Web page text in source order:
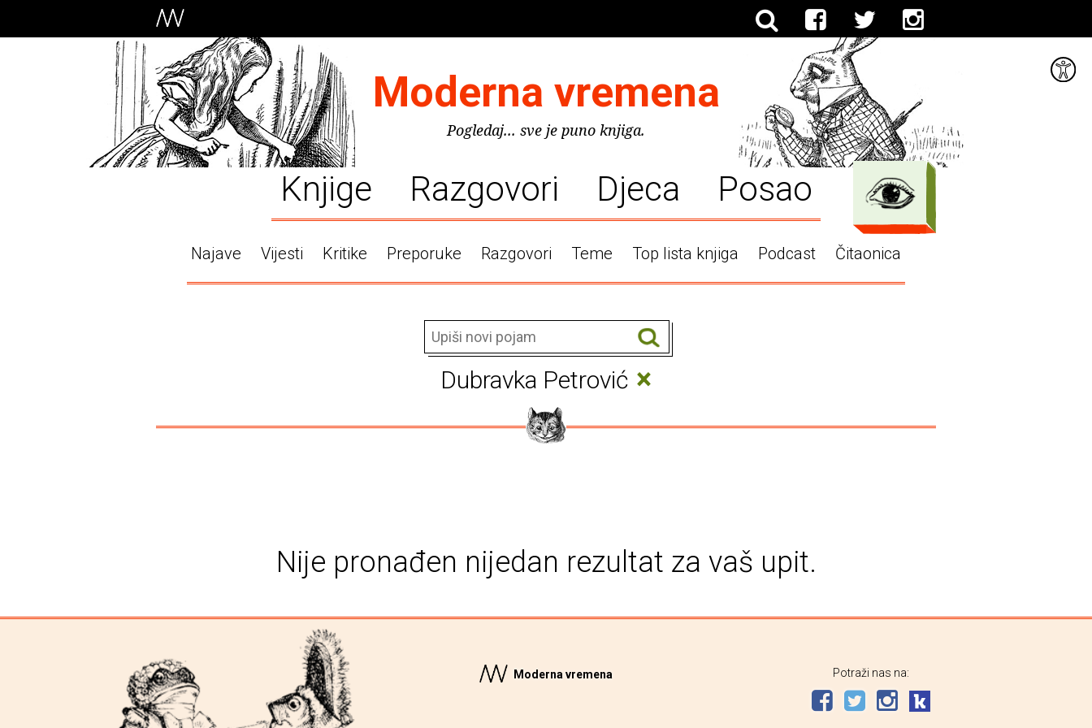
Moderna vremena
Pogledaj... sve je puno knjiga.
Knjige Razgovori Djeca Posao
Najave Vijesti Kritike Preporuke Razgovori Teme Top lista knjiga Podcast Čitaonica
Dubravka Petrović ×
Nije pronađen nijedan rezultat za vaš upit.
Moderna vremena Potraži nas na: